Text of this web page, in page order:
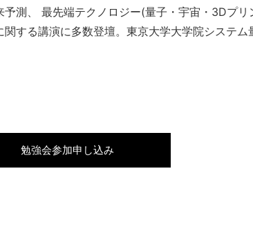
予測、 最先端テクノロジー(量子・宇宙・3Dプリ
関する講演に多数登壇。東京大学大学院システム
勉強会参加申し込み